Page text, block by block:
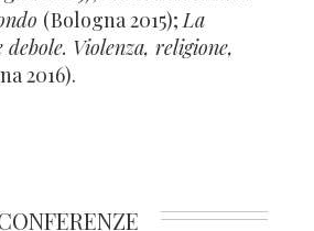
(Bologna 2015);La
debole. Violenza, religione,
2016).